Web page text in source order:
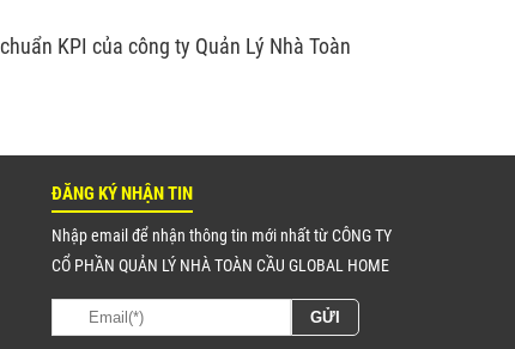
KPI của công ty Quản Lý Nhà Toàn
ĐĂNG KÝ NHẬN TIN
Nhập email để nhận thông tin mới nhất từ CÔNG TY
CỔ PHẦN QUẢN LÝ NHÀ TOÀN CẦU GLOBAL HOME